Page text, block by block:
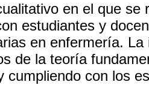
en el que se
estudiantes y
en enfermería.
de la teoría
cumpliendo con los